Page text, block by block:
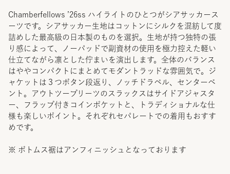
Chamberfellows ’26ss ハイライトのひとつがシアサッカース
ーツです。シアサッカー生地はコットンにシルクを混紡して度
詰めした最高級の日本製のものを選択。生地が持つ独特の張
り感によって、ノーパッドで副資材の使用を極力控えた軽い
仕立てながら凛とした佇まいを演出します。全体のバランス
はややコンパクトにまとめてモダントラッドな雰囲気で。ジ
ャケットは３つボタン段返り、ノッチドラペル、センターベ
ント。アウトツープリーツのスラックスはサイドアジャスタ
ー、フラップ付きコインポケットと、トラディショナルな仕
様も楽しいポイント。それぞれセパレートでの着用もおすす
めです。
※ ボトムス裾はアンフィニッシュとなっております